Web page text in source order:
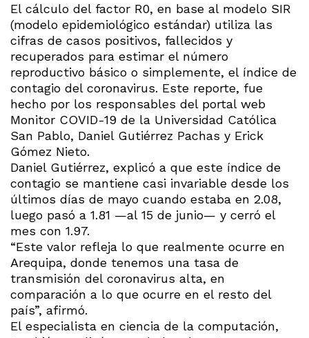
El cálculo del factor R0, en base al modelo SIR
(modelo epidemiológico estándar) utiliza las
cifras de casos positivos, fallecidos y
recuperados para estimar el número
reproductivo básico o simplemente, el índice de
contagio del coronavirus. Este reporte, fue
hecho por los responsables del portal web
Monitor COVID-19 de la Universidad Católica
San Pablo, Daniel Gutiérrez Pachas y Erick
Gómez Nieto.
Daniel Gutiérrez, explicó a que este índice de
contagio se mantiene casi invariable desde los
últimos días de mayo cuando estaba en 2.08,
luego pasó a 1.81 —al 15 de junio— y cerró el
mes con 1.97.
“Este valor refleja lo que realmente ocurre en
Arequipa, donde tenemos una tasa de
transmisión del coronavirus alta, en
comparación a lo que ocurre en el resto del
país”, afirmó.
El especialista en ciencia de la computación,